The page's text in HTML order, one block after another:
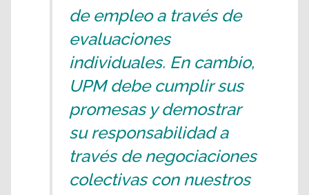
de empleo a través de
evaluaciones
individuales. En cambio,
UPM debe cumplir sus
promesas y demostrar
su responsabilidad a
través de negociaciones
colectivas con nuestros